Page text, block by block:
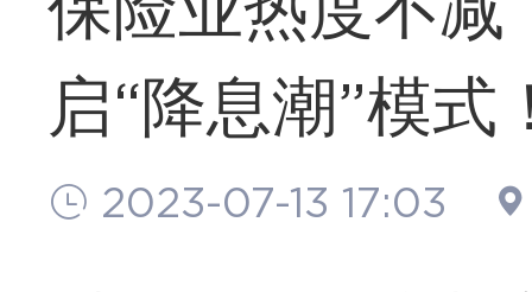
启“降息潮”模式
2023-07-13 17:03